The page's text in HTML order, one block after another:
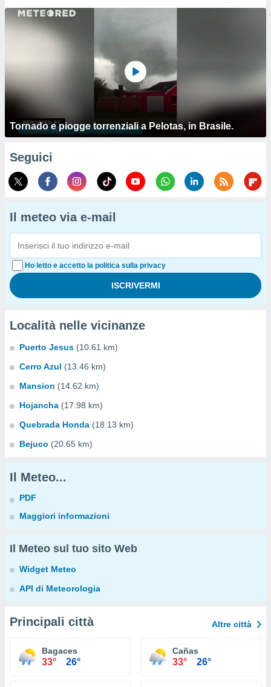
Tornado e piogge torrenziali a Pelotas, in Brasile.
Seguici
Il meteo via e-mail
Ho letto e accetto la politica sulla privacy
Località nelle vicinanze
Puerto Jesus (10.61 km)
Cerro Azul (13.46 km)
Mansion (14.62 km)
Hojancha (17.98 km)
Quebrada Honda (18.13 km)
Bejuco (20.65 km)
Il Meteo...
PDF
Maggiori informazioni
Il Meteo sul tuo sito Web
Widget Meteo
API di Meteorologia
Principali città Altre città
Bagaces
33° 26°
Cañas
33° 26°